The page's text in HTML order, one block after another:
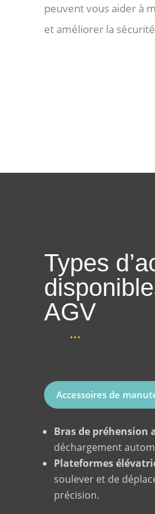
peuvent vous aider à
et améliorer la
Types
AGV
Accessoires de
Bras de préhension
déchargement
Plateformes
soulever et de
précision.